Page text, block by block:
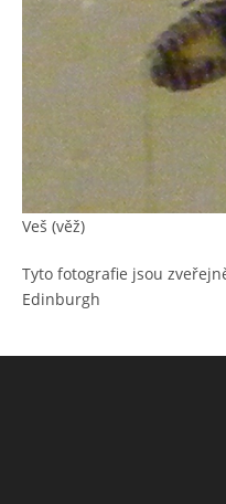
Veš (věž)
Tyto fotografie jsou
Edinburgh